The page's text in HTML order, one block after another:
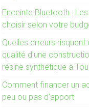
Enceinte Bluetooth :
choisir selon votre
Quelles erreurs
qualité d’une
résine synthétique à
Comment financer un
peu ou pas d’apport